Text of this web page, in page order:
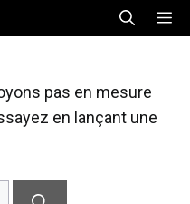
pas en mesure
en lançant une